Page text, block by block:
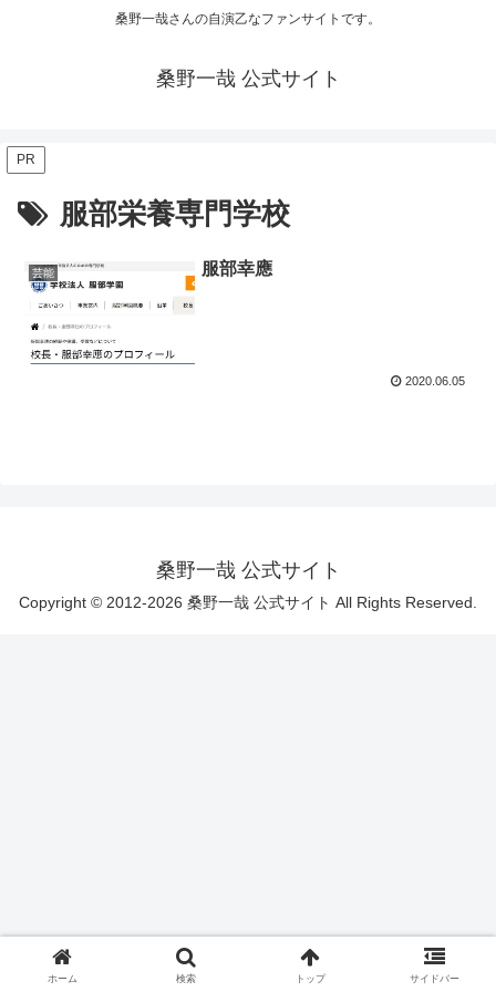
桑野一哉さんの自演乙なファンサイトです。
桑野一哉 公式サイト
PR
服部栄養専門学校
芸能 服部幸應
2020.06.05
桑野一哉 公式サイト
Copyright © 2012-2026 桑野一哉 公式サイト All Rights Reserved.
ホーム 検索 トップ サイドバー